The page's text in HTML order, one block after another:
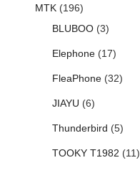
MTK(196)
BLUBOO(3)
Elephone(17)
FleaPhone(32)
JIAYU (6)
Thunderbird (5)
TOOKY T1982 (11)